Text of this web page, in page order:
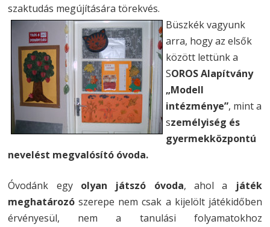
szaktudás megújítására törekvés.
Büszkék vagyunk
arra, hogy az elsők
között lettünk a
SOROS Alapítvány
„Modell
intézménye”, mint a
személyiség és
gyermekközpontú
nevelést megvalósító óvoda.
Óvodánk egy olyan játszó óvoda, ahol a
játék
meghatározó szerepe nem csak a kijelölt játékidőben
érvényesül, nem a tanulási folyamatokhoz